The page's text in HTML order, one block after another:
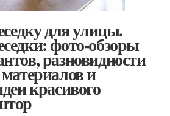
для улицы.
фото-обзоры
разновидности
и
красивого